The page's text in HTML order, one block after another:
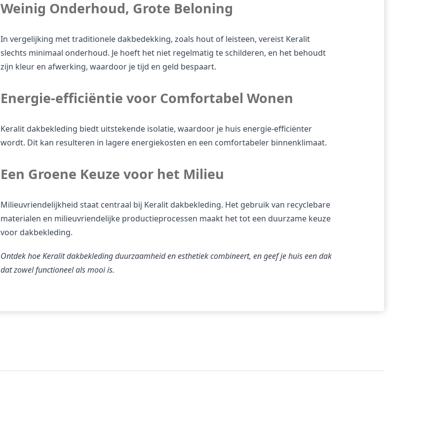
Weinig Onderhoud, Grote Beloning
In vergelijking met traditionele dakbedekking, zoals hout of leisteen, vereist Keralit
slechts minimaal onderhoud. Je hoeft het niet regelmatig te schilderen, en het behoudt
zijn kleur en afwerking, waardoor je tijd en geld bespaart.
Energie-efficiëntie voor Comfortabel Wonen
Keralit dakbekleding biedt uitstekende isolatie, waardoor je huis energie-efficiënter
wordt. Dit kan resulteren in lagere energiekosten en een comfortabeler binnenklimaat.
Een Groene Keuze voor het Milieu
Milieuvriendelijkheid staat centraal bij Keralit dakbekleding. Het gebruik van recyclebare
materialen en milieuvriendelijke productieprocessen maakt het tot een duurzame keuze
voor dakbekleding.
Ontdek hoe Keralit dakbekleding duurzaamheid en esthetiek combineert, en geef je huis een dak
dat zowel functioneel als mooi is.